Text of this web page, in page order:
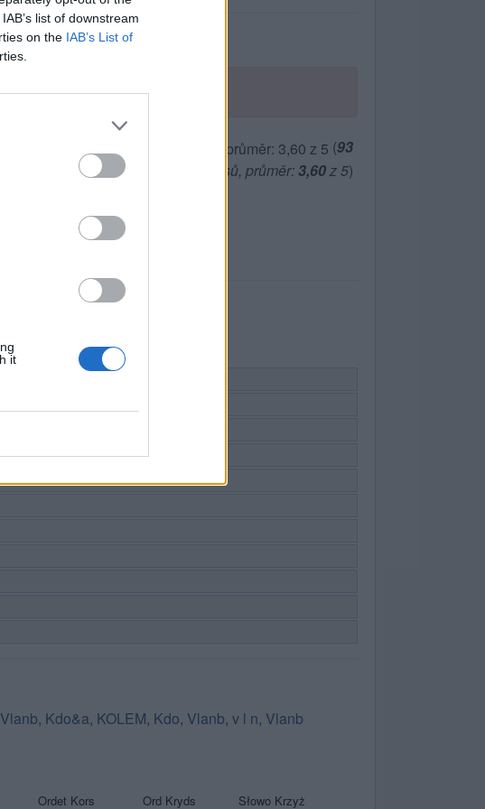
list of downstream
on the IAB’s List of
it
(93
hlasů, průměr:3,60z 5)
Vlanb, Kdo&a, KOLEM, Kdo, Vlanb, v l n, Vlanb
Ordet Kors Ord Kryds Słowo Krzyż